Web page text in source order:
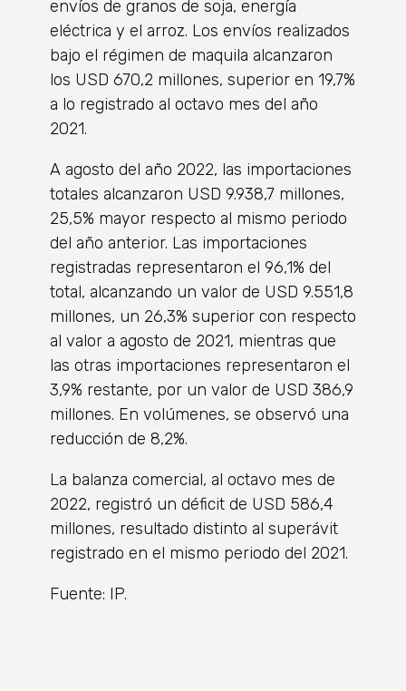
envíos de granos de soja, energía
eléctrica y el arroz. Los envíos realizados
bajo el régimen de maquila alcanzaron
los USD 670,2 millones, superior en 19,7%
a lo registrado al octavo mes del año
2021.
A agosto del año 2022, las importaciones
totales alcanzaron USD 9.938,7 millones,
25,5% mayor respecto al mismo periodo
del año anterior. Las importaciones
registradas representaron el 96,1% del
total, alcanzando un valor de USD 9.551,8
millones, un 26,3% superior con respecto
al valor a agosto de 2021, mientras que
las otras importaciones representaron el
3,9% restante, por un valor de USD 386,9
millones. En volúmenes, se observó una
reducción de 8,2%.
La balanza comercial, al octavo mes de
2022, registró un déficit de USD 586,4
millones, resultado distinto al superávit
registrado en el mismo periodo del 2021.
Fuente: IP.